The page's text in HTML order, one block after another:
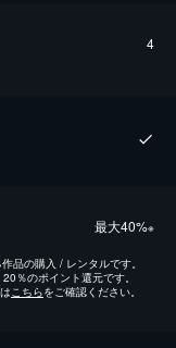
4
最⼤40%※
品の購入 / レンタルです。
％のポイント還元です。
こちらをご確認ください。